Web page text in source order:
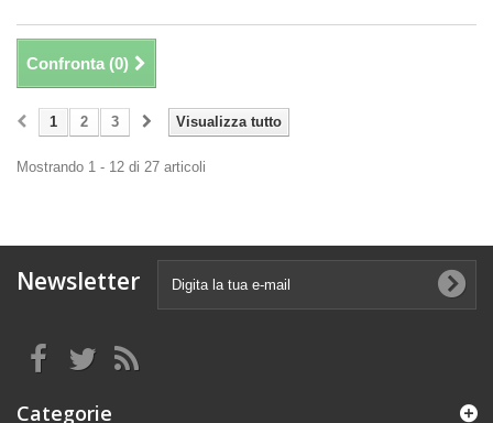
Confronta (0)
Visualizza tutto
1 2 3
Mostrando 1 - 12 di 27 articoli
Newsletter
Categorie